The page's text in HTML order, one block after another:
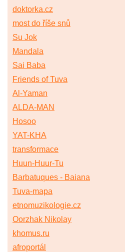
doktorka.cz
most do říše snů
Su Jok
Mandala
Sai Baba
Friends of Tuva
Al-Yaman
ALDA-MAN
Hosoo
YAT-KHA
transformace
Huun-Huur-Tu
Barbatuques - Baiana
Tuva-mapa
etnomuzikologie.cz
Oorzhak Nikolay
khomus.ru
afroportál